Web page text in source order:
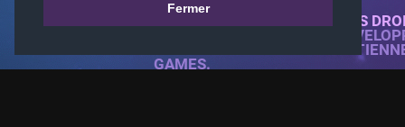
Fermer
© 2018-2026 KTARENA. TOUS
SITE WEB ENTIÈREMENT
TOUTES LES IMAGES
GAMES.